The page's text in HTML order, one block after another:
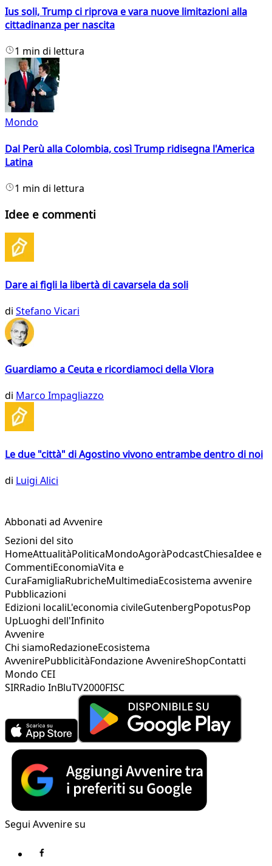
Ius soli, Trump ci riprova e vara nuove limitazioni alla
cittadinanza per nascita
1 min di lettura
Mondo
Dal Perù alla Colombia, così Trump ridisegna l'America
Latina
1 min di lettura
Idee e commenti
Dare ai figli la libertà di cavarsela da soli
di Stefano Vicari
Guardiamo a Ceuta e ricordiamoci della Vlora
di Marco Impagliazzo
Le due "città" di Agostino vivono entrambe dentro di noi
di Luigi Alici
Abbonati ad Avvenire
Sezioni del sito
HomeAttualitàPoliticaMondoAgoràPodcastChiesaIdee e
CommentiEconomiaVita e
CuraFamigliaRubricheMultimediaEcosistema avvenire
Pubblicazioni
Edizioni localiL'economia civileGutenbergPopotusPop
UpLuoghi dell'Infinito
Avvenire
Chi siamoRedazioneEcosistema
AvvenirePubblicitàFondazione AvvenireShopContatti
Mondo CEI
SIRRadio InBluTV2000FISC
Segui Avvenire su